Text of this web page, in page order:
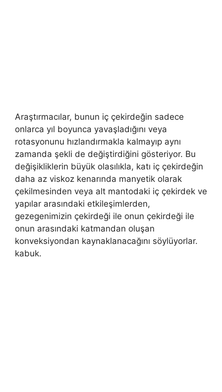
Araştırmacılar, bunun iç çekirdeğin sadece
onlarca yıl boyunca yavaşladığını veya
rotasyonunu hızlandırmakla kalmayıp aynı
zamanda şekli de değiştirdiğini gösteriyor. Bu
değişikliklerin büyük olasılıkla, katı iç çekirdeğin
daha az viskoz kenarında manyetik olarak
çekilmesinden veya alt mantodaki iç çekirdek ve
yapılar arasındaki etkileşimlerden,
gezegenimizin çekirdeği ile onun çekirdeği ile
onun arasındaki katmandan oluşan
konveksiyondan kaynaklanacağını söylüyorlar.
kabuk.